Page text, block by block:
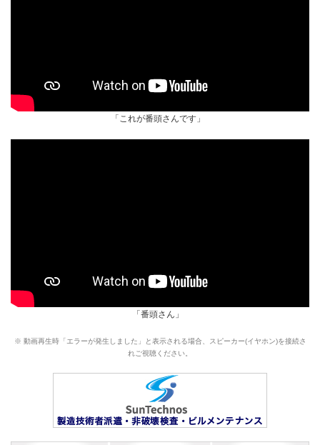
「これが番頭さんです」
「番頭さん」
※ 動画再生時「エラーが発生しました」と表示される場合、スピーカー(イヤホン)を接続さ
れご視聴ください。